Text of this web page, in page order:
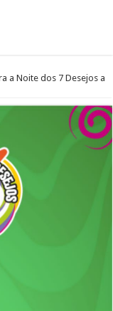
a Noite dos 7 Desejos a